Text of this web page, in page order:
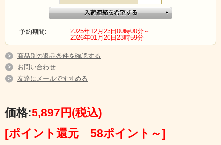
商品詳細
【原材料】柿（産地：高森町）
【内容量】個包装：Lサイズ20個（化粧箱入り）
【賞味期限】約60日 ※開封後は、必ず冷蔵庫保存をお願いします。
予約期間:
2025年12月23日00時00分～
2026年01月20日23時59分
商品別の返品条件を確認する
お問い合わせ
友達にメールですすめる
価格:5,897円(税込)
[ポイント還元 58ポイント～]